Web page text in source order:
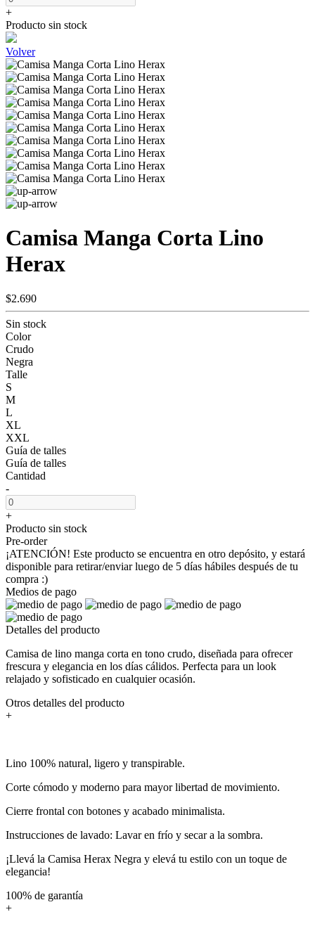
+
Producto sin stock
Volver
Camisa Manga Corta Lino
Herax
$2.690
Sin stock
Color
Crudo
Negra
Talle
S
M
L
XL
XXL
Guía de talles
Guía de talles
Cantidad
-
+
Producto sin stock
Pre-order
¡ATENCIÓN! Este producto se encuentra en otro depósito, y estará
disponible para retirar/enviar luego de 5 días hábiles después de tu
compra :)
Medios de pago
Detalles del producto
Camisa de lino manga corta en tono crudo, diseñada para ofrecer
frescura y elegancia en los días cálidos. Perfecta para un look
relajado y sofisticado en cualquier ocasión.
Otros detalles del producto
+
Lino 100% natural, ligero y transpirable.
Corte cómodo y moderno para mayor libertad de movimiento.
Cierre frontal con botones y acabado minimalista.
Instrucciones de lavado: Lavar en frío y secar a la sombra.
¡Llevá la Camisa Herax Negra y elevá tu estilo con un toque de
elegancia!
100% de garantía
+